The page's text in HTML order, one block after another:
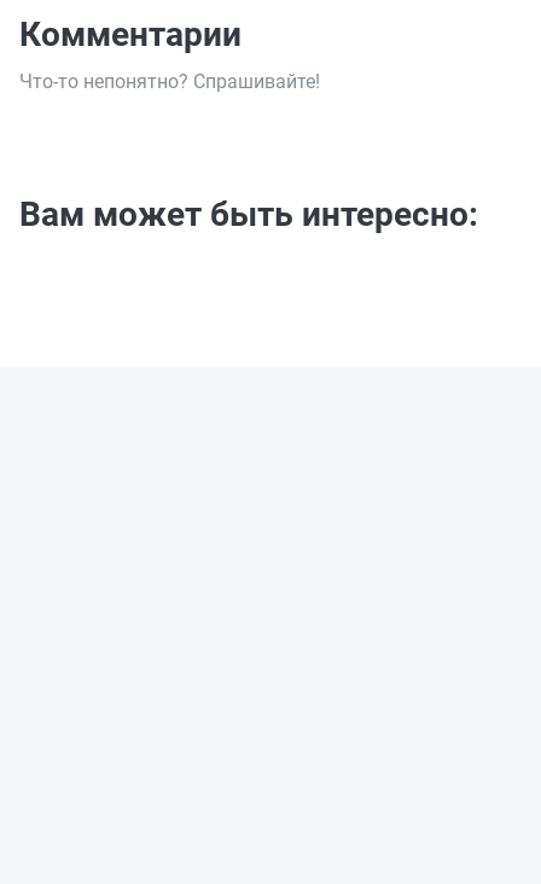
Комментарии
Что-то непонятно? Спрашивайте!
Вам может быть интересно: